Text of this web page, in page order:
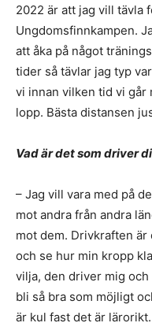
2022 är att jag vill tävla
Ungdomsfinnkampen.
att åka på något
tider så tävlar jag typ
vi innan vilken tid vi går
lopp. Bästa distansen
Vad är det som driver
– Jag vill vara med på
mot andra från andra
mot dem. Drivkraften är
och se hur min kropp
vilja, den driver mig
bli så bra som möjligt
är kul fast det är lärorikt.